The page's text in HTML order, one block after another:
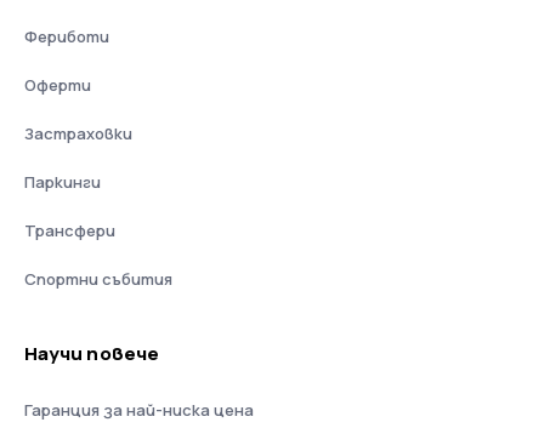
Фериботи
Оферти
Застраховки
Паркинги
Трансфери
Спортни събития
Научи повече
Гаранция за най-ниска цена